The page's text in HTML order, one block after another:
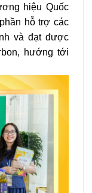
hiệu Quốc
hỗ trợ các
và đạt được
hướng tới